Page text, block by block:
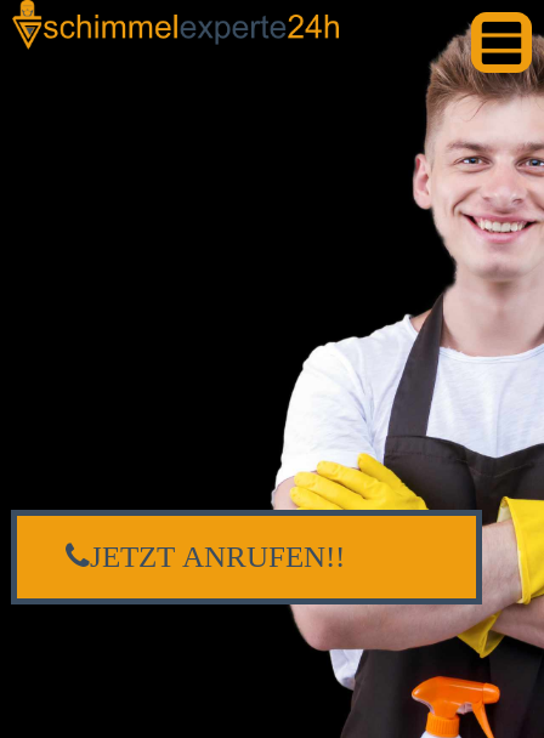
JETZT ANRUFEN!!